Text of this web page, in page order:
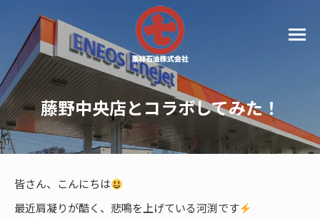
藤野中央店とコラボしてみた！
皆さん、こんにちは
最近肩凝りが酷く、悲鳴を上げている河渕です